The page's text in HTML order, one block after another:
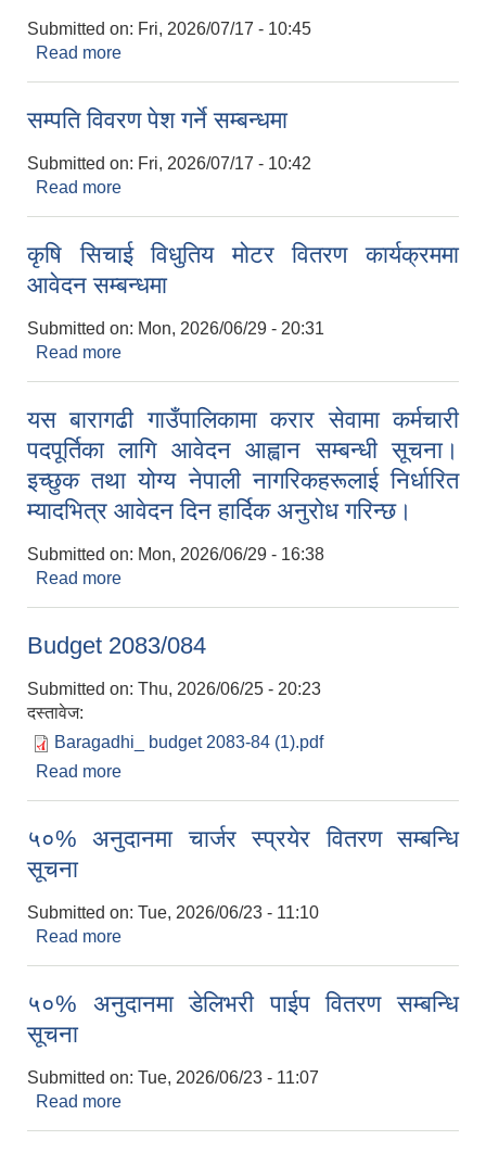
Submitted on: Fri, 2026/07/17 - 10:45
Read more
सम्पति विवरण पेश गर्ने सम्बन्धमा
Submitted on: Fri, 2026/07/17 - 10:42
Read more
कृषि सिचाई विधुतिय मोटर वितरण कार्यक्रममा
आवेदन सम्बन्धमा
Submitted on: Mon, 2026/06/29 - 20:31
Read more
यस बारागढी गाउँपालिकामा करार सेवामा कर्मचारी
पदपूर्तिका लागि आवेदन आह्वान सम्बन्धी सूचना।
इच्छुक तथा योग्य नेपाली नागरिकहरूलाई निर्धारित
म्यादभित्र आवेदन दिन हार्दिक अनुरोध गरिन्छ।
Submitted on: Mon, 2026/06/29 - 16:38
Read more
हार्दिक अनुरोध गरिन्छ।
Budget 2083/084
Submitted on: Thu, 2026/06/25 - 20:23
दस्तावेज:
Baragadhi_ budget 2083-84 (1).pdf
Read more
५०% अनुदानमा चार्जर स्प्रयेर वितरण सम्बन्धि
सूचना
Submitted on: Tue, 2026/06/23 - 11:10
Read more
५०% अनुदानमा डेलिभरी पाईप वितरण सम्बन्धि
सूचना
Submitted on: Tue, 2026/06/23 - 11:07
Read more